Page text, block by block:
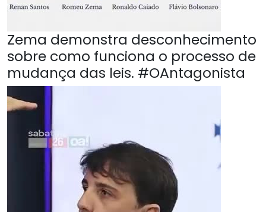
Zema demonstra desconhecimento
sobre como funciona o processo de
mudança das leis. #OAntagonista